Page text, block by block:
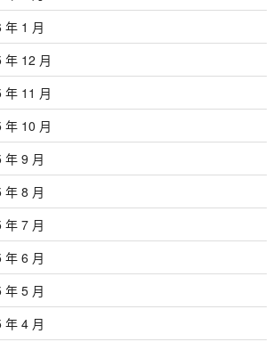
年 1 月
年 12 月
年 11 月
年 10 月
年 9 月
年 8 月
年 7 月
年 6 月
年 5 月
年 4 月